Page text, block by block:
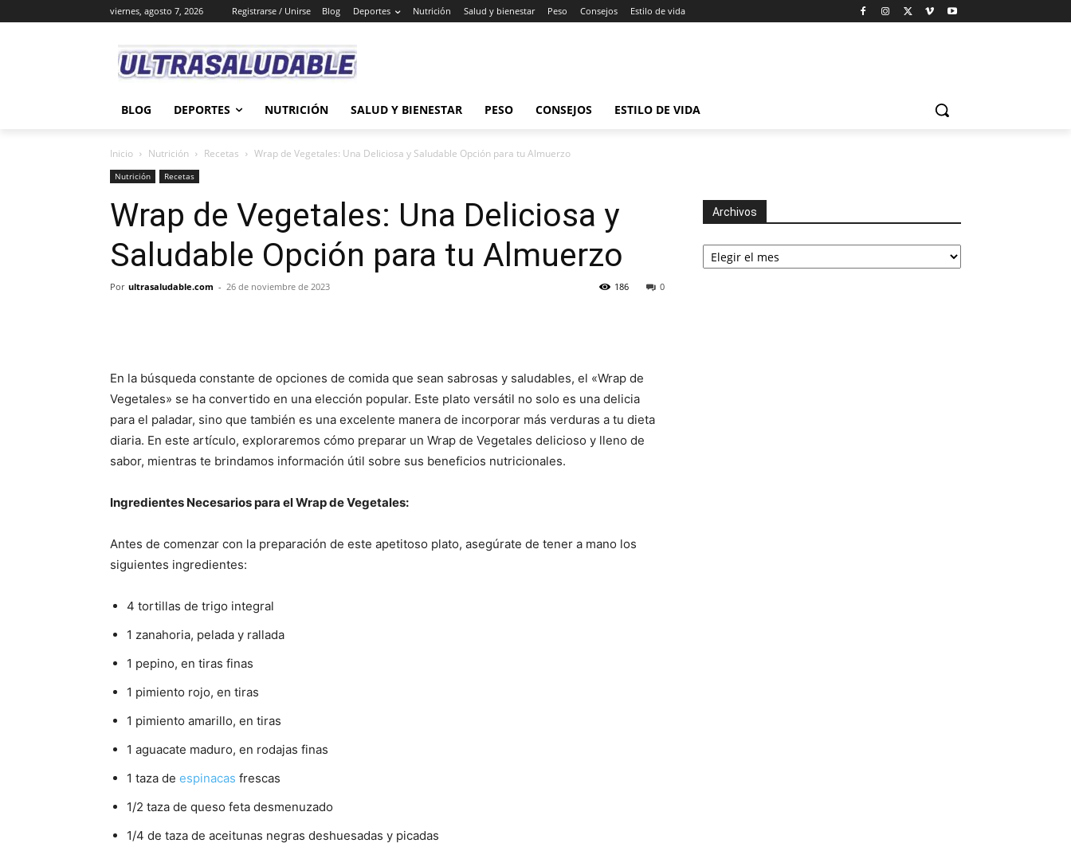
viernes, agosto 7, 2026 Registrarse / Unirse Blog Deportes Nutrición Salud y bienestar Peso Consejos Estilo de vida
BLOG DEPORTES NUTRICIÓN SALUD Y BIENESTAR PESO CONSEJOS ESTILO DE VIDA
Inicio Nutrición Recetas Wrap de Vegetales: Una Deliciosa y Saludable Opción para tu Almuerzo
Nutrición Recetas
Wrap de Vegetales: Una Deliciosa y
Saludable Opción para tu Almuerzo
Por ultrasaludable.com - 26 de noviembre de 2023 0
186
En la búsqueda constante de opciones de comida que sean sabrosas y saludables, el «Wrap de
Vegetales» se ha convertido en una elección popular. Este plato versátil no solo es una delicia
para el paladar, sino que también es una excelente manera de incorporar más verduras a tu dieta
diaria. En este artículo, exploraremos cómo preparar un Wrap de Vegetales delicioso y lleno de
sabor, mientras te brindamos información útil sobre sus beneficios nutricionales.
Ingredientes Necesarios para el Wrap de Vegetales:
Antes de comenzar con la preparación de este apetitoso plato, asegúrate de tener a mano los
siguientes ingredientes:
4 tortillas de trigo integral
1 zanahoria, pelada y rallada
1 pepino, en tiras finas
1 pimiento rojo, en tiras
1 pimiento amarillo, en tiras
1 aguacate maduro, en rodajas finas
1 taza de espinacas frescas
1/2 taza de queso feta desmenuzado
1/4 de taza de aceitunas negras deshuesadas y picadas
Archivos
Archivos